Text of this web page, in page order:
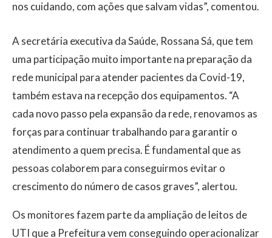
nos cuidando, com ações que salvam vidas”, comentou.
A secretária executiva da Saúde, Rossana Sá, que tem
uma participação muito importante na preparação da
rede municipal para atender pacientes da Covid-19,
também estava na recepção dos equipamentos. “A
cada novo passo pela expansão da rede, renovamos as
forças para continuar trabalhando para garantir o
atendimento a quem precisa. É fundamental que as
pessoas colaborem para conseguirmos evitar o
crescimento do número de casos graves”, alertou.
Os monitores fazem parte da ampliação de leitos de
UTI que a Prefeitura vem conseguindo operacionalizar